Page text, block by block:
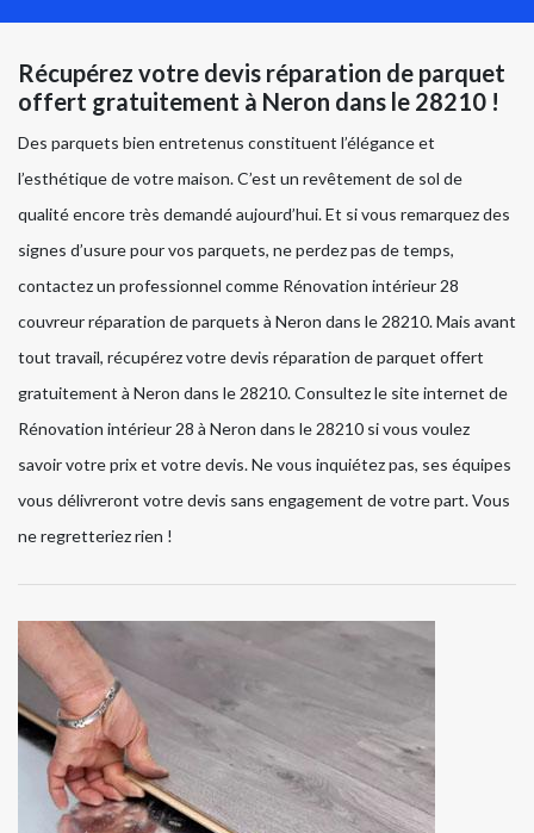
Récupérez votre devis réparation de parquet
offert gratuitement à Neron dans le 28210 !
Des parquets bien entretenus constituent l’élégance et
l’esthétique de votre maison. C’est un revêtement de sol de
qualité encore très demandé aujourd’hui. Et si vous remarquez des
signes d’usure pour vos parquets, ne perdez pas de temps,
contactez un professionnel comme Rénovation intérieur 28
couvreur réparation de parquets à Neron dans le 28210. Mais avant
tout travail, récupérez votre devis réparation de parquet offert
gratuitement à Neron dans le 28210. Consultez le site internet de
Rénovation intérieur 28 à Neron dans le 28210 si vous voulez
savoir votre prix et votre devis. Ne vous inquiétez pas, ses équipes
vous délivreront votre devis sans engagement de votre part. Vous
ne regretteriez rien !